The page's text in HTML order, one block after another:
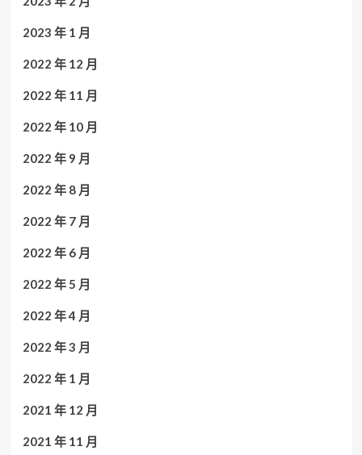
2023 年 1 月
2022 年 12 月
2022 年 11 月
2022 年 10 月
2022 年 9 月
2022 年 8 月
2022 年 7 月
2022 年 6 月
2022 年 5 月
2022 年 4 月
2022 年 3 月
2022 年 1 月
2021 年 12 月
2021 年 11 月